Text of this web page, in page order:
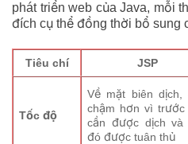
phát triển web của Java, mỗi
đích cụ thể đồng thời bổ sung
Tiêu chí JSP
Tốc độ
Về mặt biên dịch,
chậm hơn vì trước
cần được dịch và
đó được tuân thủ